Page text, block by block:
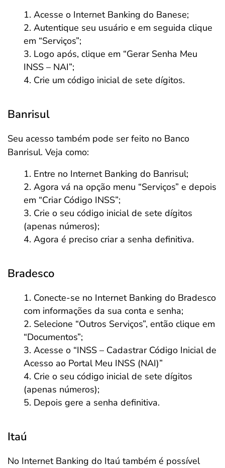
Acesse o Internet Banking do Banese;
Autentique seu usuário e em seguida clique
em “Serviços”;
Logo após, clique em “Gerar Senha Meu
INSS – NAI”;
Crie um código inicial de sete dígitos.
Banrisul
Seu acesso também pode ser feito no Banco
Banrisul. Veja como:
Entre no Internet Banking do Banrisul;
Agora vá na opção menu “Serviços” e depois
em “Criar Código INSS”;
Crie o seu código inicial de sete dígitos
(apenas números);
Agora é preciso criar a senha definitiva.
Bradesco
Conecte-se no Internet Banking do Bradesco
com informações da sua conta e senha;
Selecione “Outros Serviços”, então clique em
“Documentos”;
Acesse o “INSS – Cadastrar Código Inicial de
Acesso ao Portal Meu INSS (NAI)”
Crie o seu código inicial de sete dígitos
(apenas números);
Depois gere a senha definitiva.
Itaú
No Internet Banking do Itaú também é possível